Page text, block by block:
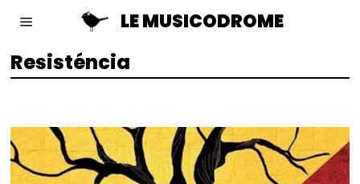
LE MUSICODROME
Resisténcia